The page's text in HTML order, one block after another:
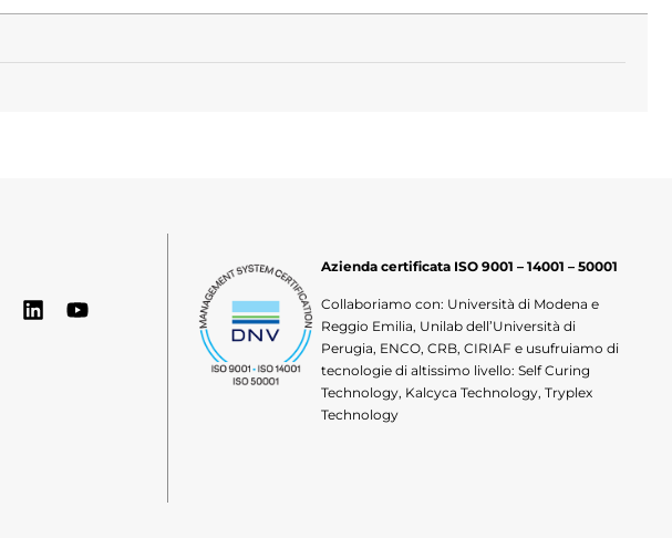
Azienda certificata ISO 9001 – 14001 – 50001
Collaboriamo con: Università di Modena e
Reggio Emilia, Unilab dell’Università di
Perugia, ENCO, CRB, CIRIAF e usufruiamo di
tecnologie di altissimo livello: Self Curing
Technology, Kalcyca Technology, Tryplex
Technology